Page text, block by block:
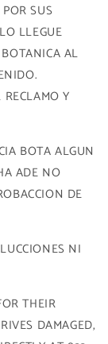
SUS
LLEGUE
AL
Y
BOTA ALGUN
ADE NO
DE
NI
THEIR
DAMAGED,